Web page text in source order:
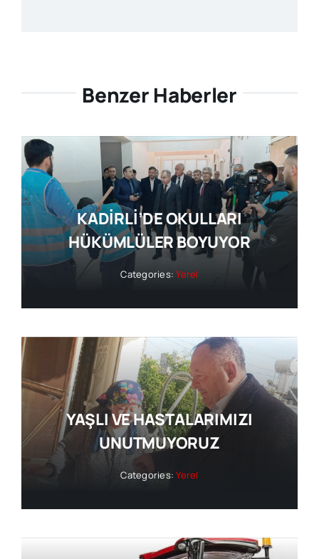
Benzer Haberler
KADİRLİ’DE OKULLARI
HÜKÜMLÜLER BOYUYOR
Categories:Yerel
YAŞLI VE HASTALARIMIZI
UNUTMUYORUZ
Categories:Yerel